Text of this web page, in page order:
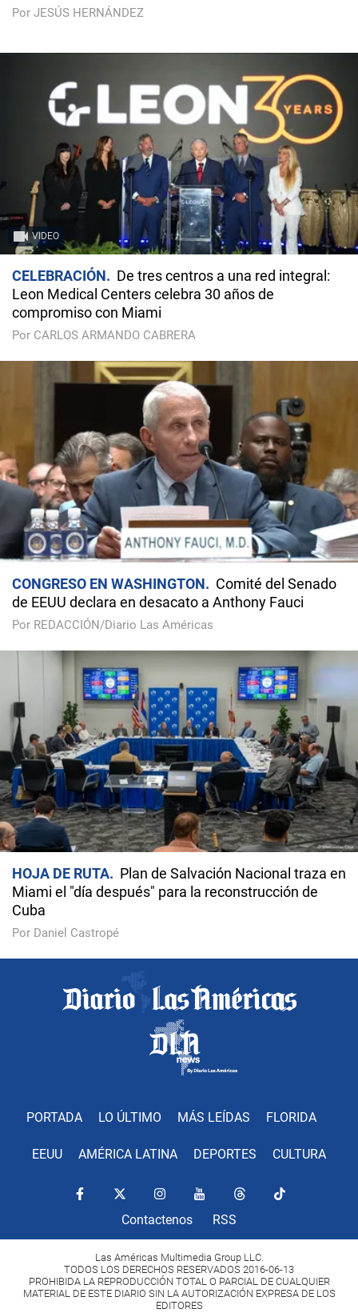
Por JESÚS HERNÁNDEZ
VIDEO
CELEBRACIÓN
De tres centros a una red integral:
Leon Medical Centers celebra 30 años de
compromiso con Miami
Por CARLOS ARMANDO CABRERA
CONGRESO EN WASHINGTON
Comité del Senado
de EEUU declara en desacato a Anthony Fauci
Por REDACCIÓN/Diario Las Américas
HOJA DE RUTA
Plan de Salvación Nacional traza en
Miami el "día después" para la reconstrucción de
Cuba
Por Daniel Castropé
PORTADA LO ÚLTIMO MÁS LEÍDAS FLORIDA
EEUU AMÉRICA LATINA DEPORTES CULTURA
Contactenos RSS
Las Américas Multimedia Group LLC.
TODOS LOS DERECHOS RESERVADOS 2016-06-13
PROHIBIDA LA REPRODUCCIÓN TOTAL O PARCIAL DE CUALQUIER
MATERIAL DE ESTE DIARIO SIN LA AUTORIZACIÓN EXPRESA DE LOS
EDITORES